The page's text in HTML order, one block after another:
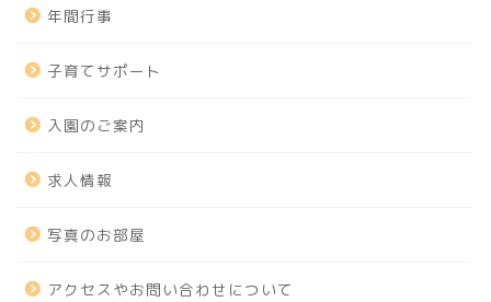
年間行事
子育てサポート
入園のご案内
求人情報
写真のお部屋
アクセスやお問い合わせについて